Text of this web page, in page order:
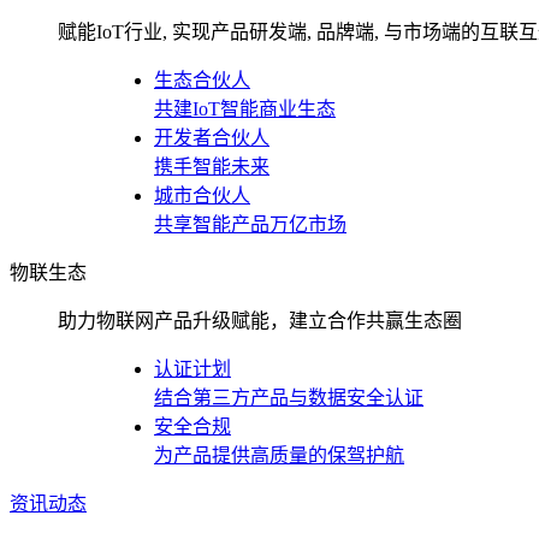
赋能IoT行业, 实现产品研发端, 品牌端, 与市场端的互联
生态合伙人
共建IoT智能商业生态
开发者合伙人
携手智能未来
城市合伙人
共享智能产品万亿市场
物联生态
助力物联网产品升级赋能，建立合作共赢生态圈
认证计划
结合第三方产品与数据安全认证
安全合规
为产品提供高质量的保驾护航
资讯动态